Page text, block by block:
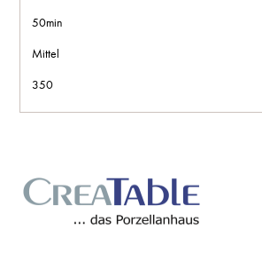
50min
Mittel
350